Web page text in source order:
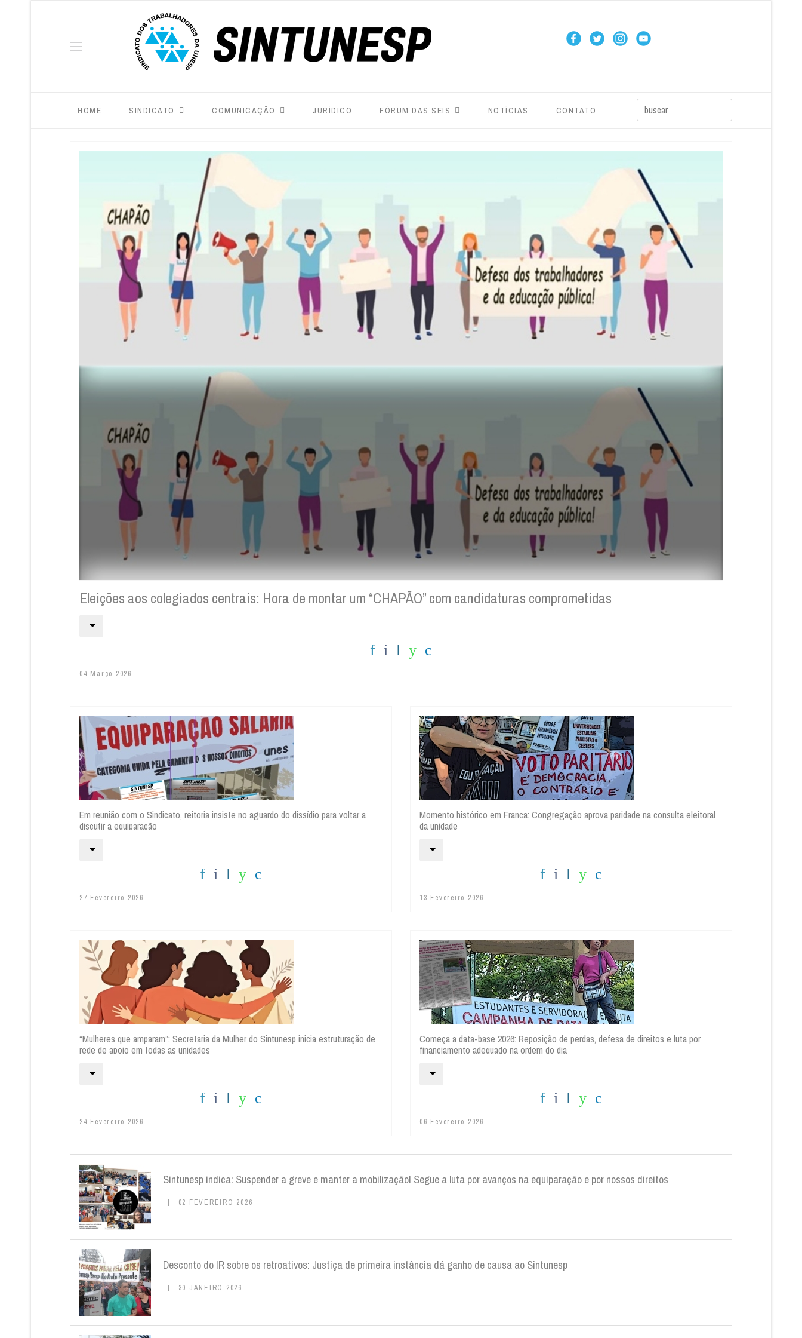
HOME SINDICATO COMUNICAÇÃO JURÍDICO FÓRUM DAS SEIS NOTÍCIAS CONTATO
Eleições aos colegiados centrais: Hora de montar um “CHAPÃO” com candidaturas comprometidas
04 Março 2026
Em reunião com o Sindicato, reitoria insiste no aguardo do dissídio para voltar a
discutir a equiparação
27 Fevereiro 2026
Momento histórico em Franca: Congregação aprova paridade na consulta eleitoral
da unidade
13 Fevereiro 2026
“Mulheres que amparam”: Secretaria da Mulher do Sintunesp inicia estruturação de
rede de apoio em todas as unidades
24 Fevereiro 2026
Começa a data-base 2026: Reposição de perdas, defesa de direitos e luta por
financiamento adequado na ordem do dia
06 Fevereiro 2026
Sintunesp indica: Suspender a greve e manter a mobilização! Segue a luta por avanços na equiparação e por nossos direitos
02 FEVEREIRO 2026
Desconto do IR sobre os retroativos: Justiça de primeira instância dá ganho de causa ao Sintunesp
30 JANEIRO 2026